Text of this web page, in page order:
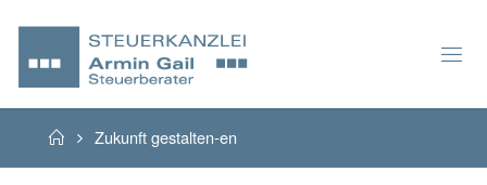
HomeZukunft gestalten-en